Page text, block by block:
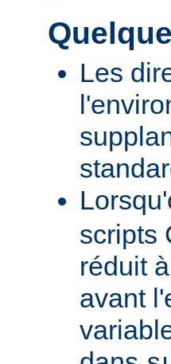
Les
scripts
réduit
avant